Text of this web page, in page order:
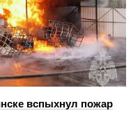
вспыхнул пожар